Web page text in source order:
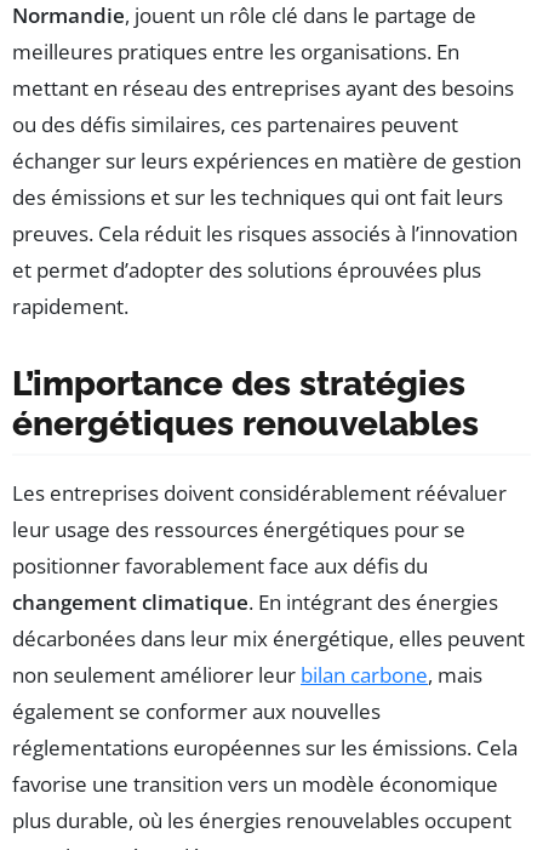
Normandie, jouent un rôle clé dans le partage de
meilleures pratiques entre les organisations. En
mettant en réseau des entreprises ayant des besoins
ou des défis similaires, ces partenaires peuvent
échanger sur leurs expériences en matière de gestion
des émissions et sur les techniques qui ont fait leurs
preuves. Cela réduit les risques associés à l’innovation
et permet d’adopter des solutions éprouvées plus
rapidement.
L’importance des stratégies
énergétiques renouvelables
Les entreprises doivent considérablement réévaluer
leur usage des ressources énergétiques pour se
positionner favorablement face aux défis du
changement climatique. En intégrant des énergies
décarbonées dans leur mix énergétique, elles peuvent
non seulement améliorer leur bilan carbone, mais
également se conformer aux nouvelles
réglementations européennes sur les émissions. Cela
favorise une transition vers un modèle économique
plus durable, où les énergies renouvelables occupent